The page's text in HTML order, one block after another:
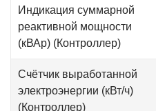
Индикация суммарной
реактивной мощности
(кВАр) (Контроллер)
Счётчик выработанной
электроэнергии (кВт/ч)
(Контроллер)